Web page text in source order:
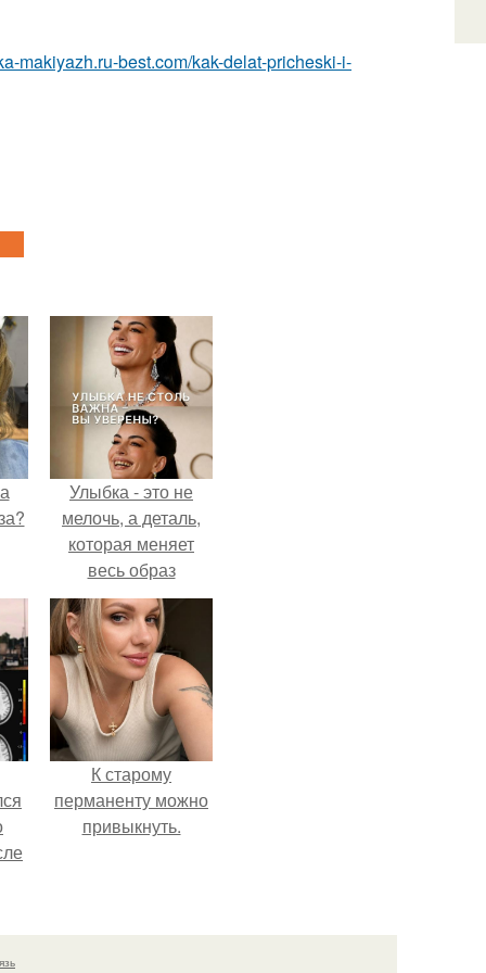
makiyazh.ru-best.com/kak-delat-pricheski-i-
Улыбка - это не
мелочь, а деталь,
которая меняет
весь образ
человека.
К старому
перманенту можно
привыкнуть.